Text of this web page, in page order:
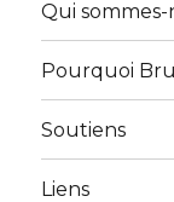
Qui sommes-
Pourquoi
Soutiens
Liens